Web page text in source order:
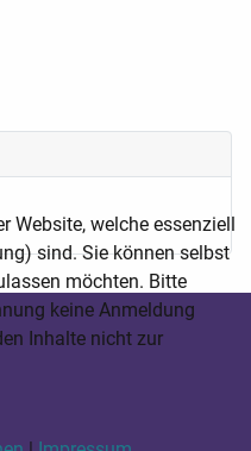
Website, welche essenziell
sind. Sie können selbst
möchten. Bitte
keine Anmeldung
Inhalte nicht zur